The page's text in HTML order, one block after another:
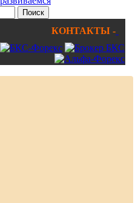
КОНТАКТЫ -